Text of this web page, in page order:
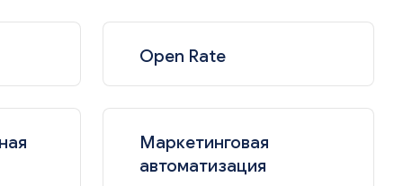
Open Rate
Маркетинговая
автоматизация